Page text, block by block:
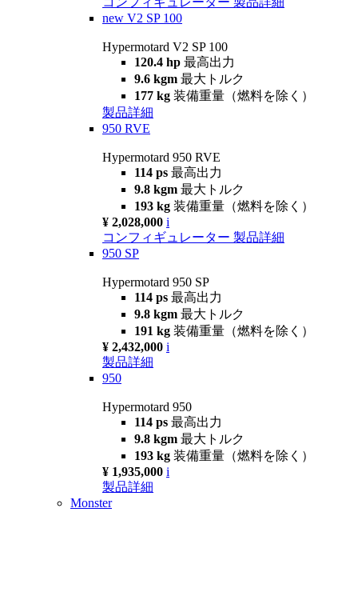
new V2 SP 100
Hypermotard V2 SP 100
120.4 hp 最高出力
9.6 kgm 最大トルク
177 kg 装備重量（燃料を除く）
製品詳細
950 RVE
Hypermotard 950 RVE
114 ps 最高出力
9.8 kgm 最大トルク
193 kg 装備重量（燃料を除く）
¥ 2,028,000 i
コンフィギュレーター 製品詳細
950 SP
Hypermotard 950 SP
114 ps 最高出力
9.8 kgm 最大トルク
191 kg 装備重量（燃料を除く）
¥ 2,432,000 i
製品詳細
950
Hypermotard 950
114 ps 最高出力
9.8 kgm 最大トルク
193 kg 装備重量（燃料を除く）
¥ 1,935,000 i
製品詳細
Monster